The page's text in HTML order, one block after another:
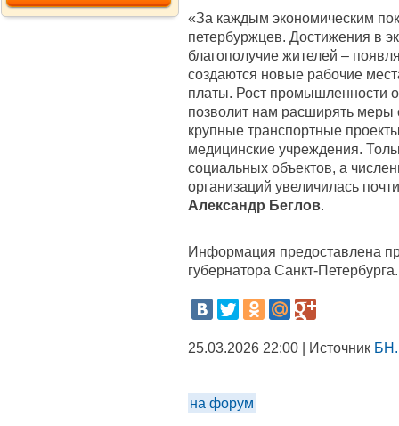
«За каждым экономическим
петербуржцев. Достижения в
благополучие жителей –
создаются новые рабочие
платы. Рост промышленности
позволит нам расширять меры
крупные транспортные
медицинские учреждения.
социальных объектов, а
организаций увеличилась
Александр Беглов.
Информация предоставлена
губернатора Санкт-Петербурга.
25.03.2026 22:00 | Источник
на форум